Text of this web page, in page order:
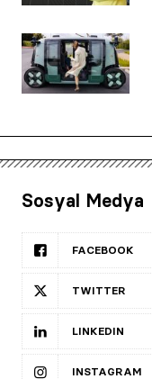
Sosyal Medya
FACEBOOK
TWITTER
LINKEDIN
INSTAGRAM